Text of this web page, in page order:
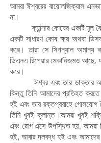
আমরা ঈশ্বরের বায়োলজিক্যাল
না।
ক্যান্সার কোষের একটি মূল
একটি সাধারণ কোষ ক্ষয় অথবা
করে। তারা সে সিগন্যাল অমান্য
ডিএনএ রিপেয়ার মেকানিজমও আছে,
করে।
ঈশ্বর এবং তার ডাক্তার
কিন্তু তিনি আমাদের প্রতিহত করতে
হই এবং তার রক্তপ্রবাহে গোলযোগ
তিনি খুবই ক্লান্ত।আমরা খুবই
এবং রোগ এসে উপস্থিত হয়, আমরা
হই, আবার দলবদ্ধ হই এবং আমাদের